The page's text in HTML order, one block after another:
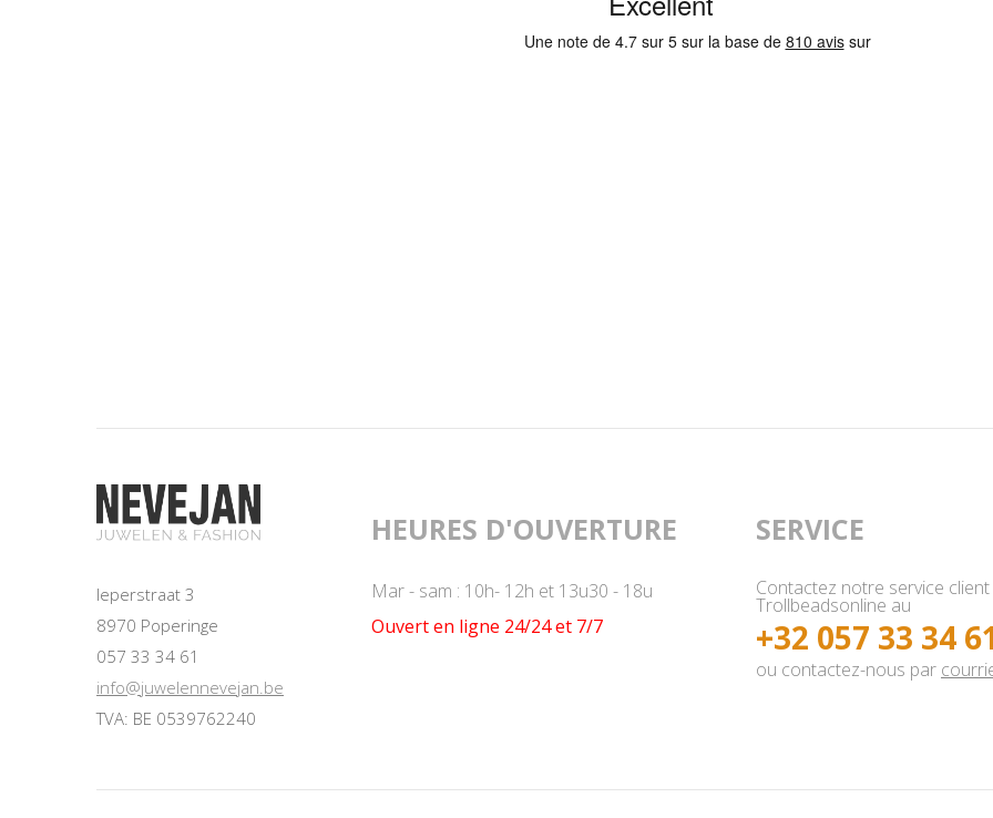
Ieperstraat 3
8970 Poperinge
057 33 34 61
info@juwelennevejan.be
TVA: BE 0539762240
HEURES D'OUVERTURE
Mar - sam : 10h- 12h et 13u30 - 18u
Ouvert en ligne 24/24 et 7/7
SERVICE
Contactez notre service client
Trollbeadsonline au
+32 057 33 34
ou contactez-nous par